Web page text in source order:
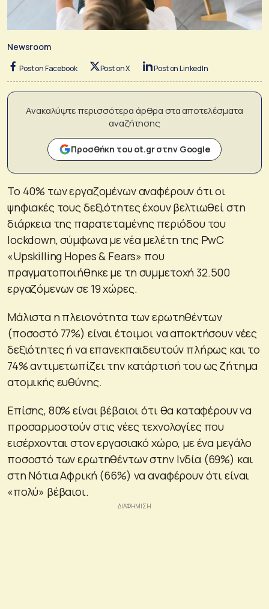
Newsroom
Post on Facebook Post on X Post on LinkedIn
Ανακαλύψτε περισσότερα άρθρα στα αποτελέσματα
αναζήτησης
Προσθήκη του ot.gr στην Google
Το 40% των εργαζομένων αναφέρουν ότι οι
ψηφιακές τους δεξιότητες έχουν βελτιωθεί στη
διάρκεια της παρατεταμένης περιόδου του
lockdown, σύμφωνα με νέα μελέτη της PwC
«Upskilling Hopes & Fears» που
πραγματοποιήθηκε με τη συμμετοχή 32.500
εργαζόμενων σε 19 χώρες.
Μάλιστα η πλειονότητα των ερωτηθέντων
(ποσοστό 77%) είναι έτοιμοι να αποκτήσουν νέες
δεξιότητες ή να επανεκπαιδευτούν πλήρως και το
74% αντιμετωπίζει την κατάρτισή του ως ζήτημα
ατομικής ευθύνης.
Επίσης, 80% είναι βέβαιοι ότι θα καταφέρουν να
προσαρμοστούν στις νέες τεχνολογίες που
εισέρχονται στον εργασιακό χώρο, με ένα μεγάλο
ποσοστό των ερωτηθέντων στην Ινδία (69%) και
στη Νότια Αφρική (66%) να αναφέρουν ότι είναι
«πολύ» βέβαιοι.